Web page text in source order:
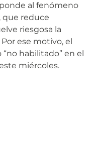
al fenómeno
que reduce
riesgosa la
ese motivo, el
habilitado” en el
miércoles.